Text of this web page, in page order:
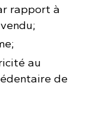
rapport à
au
de